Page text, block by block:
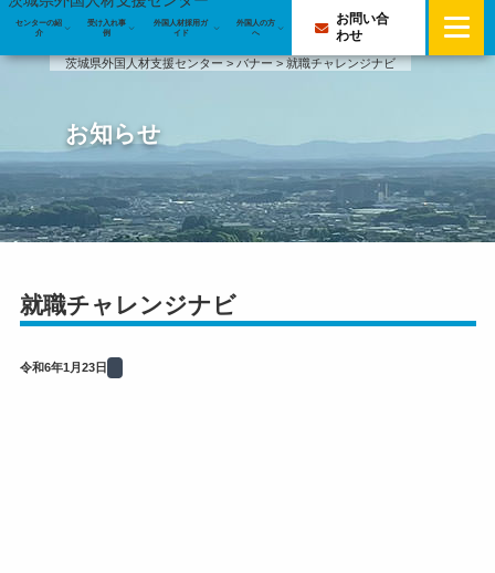
センターの紹
介
受け入れ事
例
外国人材採用ガ
イド
外国人の方
へ
お問い合
わせ
センターの紹介
業務案内
専門アドバイザーのご紹介
企業・団体サポート登録
メールマガジン
受け入れ事例
外国人受入優良企業等認定企業の取組事例
外国人材の採用・定着を支えるわかる化の実践｜介
学習時間も試験費用も会社が保障－外国人材に「選
外国人材採用ガイド
外国人材採用ガイド
外国人材の募集と採用方法
雇用後の定着に向けたポイント
外国人の方へ
茨城県外国人材支援センター>バナー>就職チャレンジナビ
お知らせ
就職チャレンジナビ
令和6年1月23日